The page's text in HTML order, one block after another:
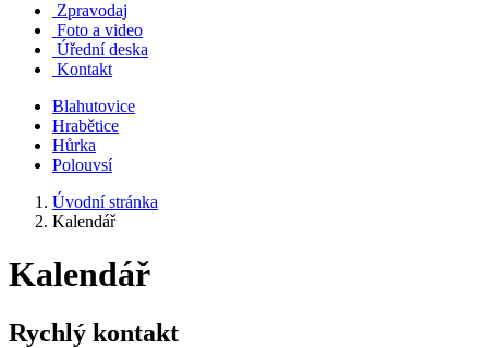
Zpravodaj
Foto a video
Úřední deska
Kontakt
Blahutovice
Hrabětice
Hůrka
Polouvsí
Úvodní stránka
Kalendář
Kalendář
Rychlý kontakt